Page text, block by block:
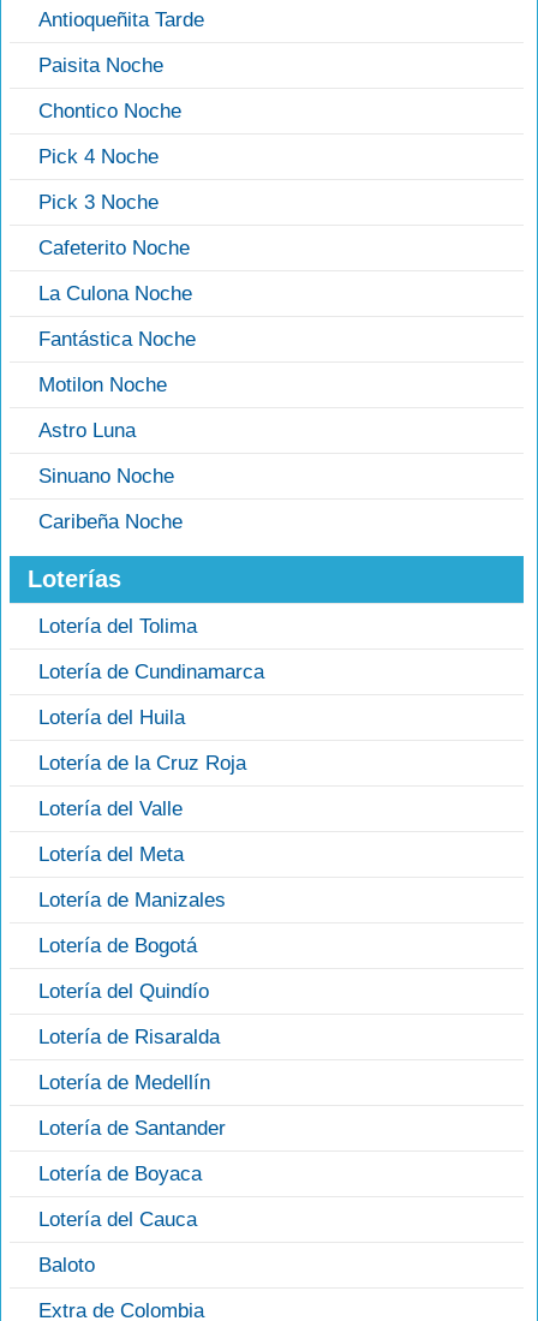
Antioqueñita Tarde
Paisita Noche
Chontico Noche
Pick 4 Noche
Pick 3 Noche
Cafeterito Noche
La Culona Noche
Fantástica Noche
Motilon Noche
Astro Luna
Sinuano Noche
Caribeña Noche
Loterías
Lotería del Tolima
Lotería de Cundinamarca
Lotería del Huila
Lotería de la Cruz Roja
Lotería del Valle
Lotería del Meta
Lotería de Manizales
Lotería de Bogotá
Lotería del Quindío
Lotería de Risaralda
Lotería de Medellín
Lotería de Santander
Lotería de Boyaca
Lotería del Cauca
Baloto
Extra de Colombia